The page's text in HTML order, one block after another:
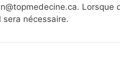
Lorsque
nécessaire.